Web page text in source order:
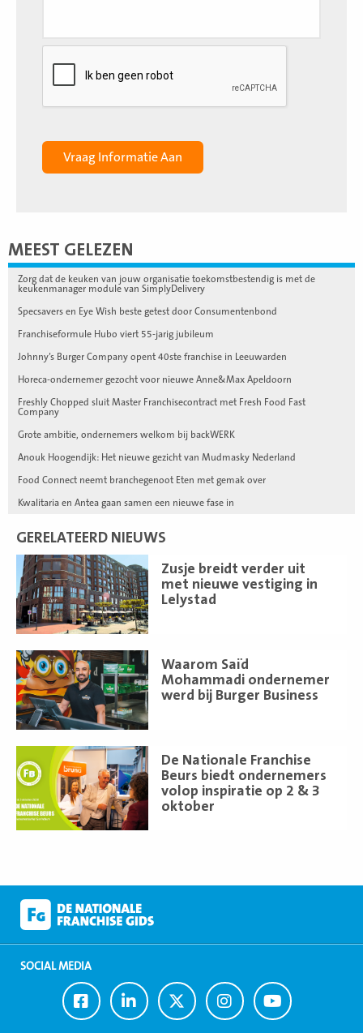
MEEST GELEZEN
Zorg dat de keuken van jouw organisatie toekomstbestendig is met de
keukenmanager module van SimplyDelivery
Specsavers en Eye Wish beste getest door Consumentenbond
Franchiseformule Hubo viert 55-jarig jubileum
Johnny’s Burger Company opent 40ste franchise in Leeuwarden
Horeca-ondernemer gezocht voor nieuwe Anne&Max Apeldoorn
Freshly Chopped sluit Master Franchisecontract met Fresh Food Fast
Company
Grote ambitie, ondernemers welkom bij backWERK
Anouk Hoogendijk: Het nieuwe gezicht van Mudmasky Nederland
Food Connect neemt branchegenoot Eten met gemak over
Kwalitaria en Antea gaan samen een nieuwe fase in
GERELATEERD NIEUWS
Zusje breidt verder uit
met nieuwe vestiging in
Lelystad
Lees
meer
Waarom Saïd
Mohammadi ondernemer
werd bij Burger Business
Lees
meer
De Nationale Franchise
Beurs biedt ondernemers
volop inspiratie op 2 & 3
oktober
meer
SOCIAL MEDIA
Ga
naar
Ga
naar
Ga
naar
Ga
naar
Ga
naar